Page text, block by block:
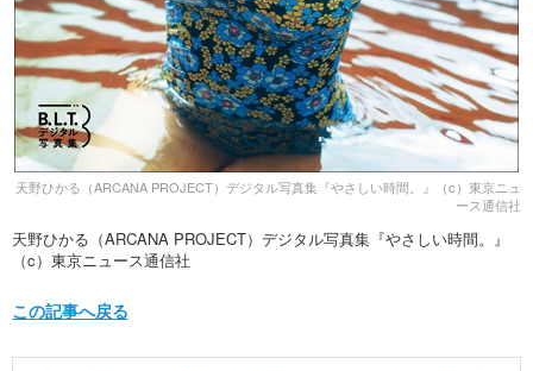
天野ひかる（ARCANA PROJECT）デジタル写真集『やさしい時間。』（c）東京ニュ
ース通信社
天野ひかる（ARCANA PROJECT）デジタル写真集『やさしい時間。』
（c）東京ニュース通信社
この記事へ戻る